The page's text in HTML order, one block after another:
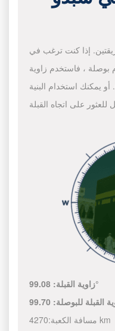
إذا كنت ترغب في
بوصلة ، فاستخدم زاوية
أو يمكنك استخدام البنية
زاوية القبلة:99.08°
القبلة للبوصلة: 99.70
مسافة الكعبة: 4270 km